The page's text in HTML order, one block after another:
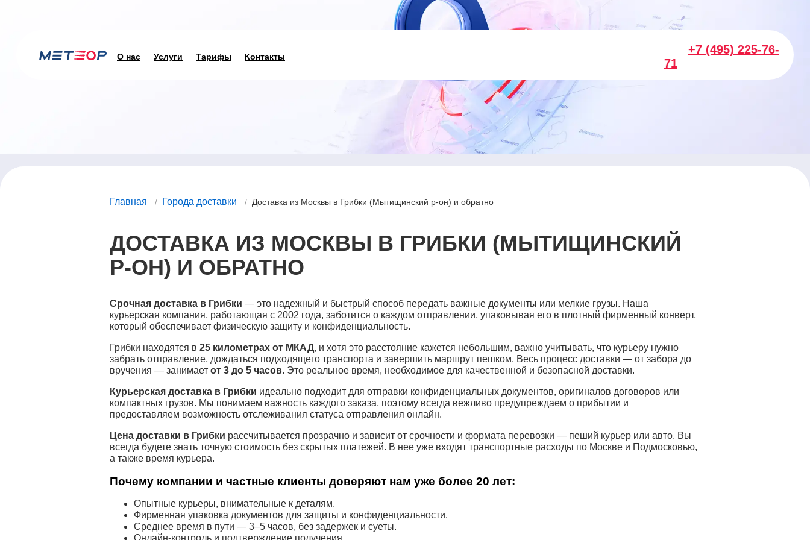
О нас Услуги Тарифы Контакты
+7 (495) 225-76-
71
Главная / Города доставки / Доставка из Москвы в Грибки (Мытищинский р-он) и обратно
ДОСТАВКА ИЗ МОСКВЫ В ГРИБКИ (МЫТИЩИНСКИЙ
Р-ОН) И ОБРАТНО
Срочная доставка в Грибки — это надежный и быстрый способ передать важные документы или мелкие грузы. Наша
курьерская компания, работающая с 2002 года, заботится о каждом отправлении, упаковывая его в плотный фирменный конверт,
который обеспечивает физическую защиту и конфиденциальность.
Грибки находятся в 25 километрах от МКАД, и хотя это расстояние кажется небольшим, важно учитывать, что курьеру нужно
забрать отправление, дождаться подходящего транспорта и завершить маршрут пешком. Весь процесс доставки — от забора до
вручения — занимает от 3 до 5 часов. Это реальное время, необходимое для качественной и безопасной доставки.
Курьерская доставка в Грибки идеально подходит для отправки конфиденциальных документов, оригиналов договоров или
компактных грузов. Мы понимаем важность каждого заказа, поэтому всегда вежливо предупреждаем о прибытии и
предоставляем возможность отслеживания статуса отправления онлайн.
Цена доставки в Грибки рассчитывается прозрачно и зависит от срочности и формата перевозки — пеший курьер или авто. Вы
всегда будете знать точную стоимость без скрытых платежей. В нее уже входят транспортные расходы по Москве и Подмосковью,
а также время курьера.
Почему компании и частные клиенты доверяют нам уже более 20 лет:
Опытные курьеры, внимательные к деталям.
Фирменная упаковка документов для защиты и конфиденциальности.
Среднее время в пути — 3–5 часов, без задержек и суеты.